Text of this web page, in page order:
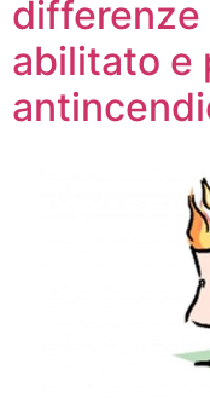
differenze
abilitato e